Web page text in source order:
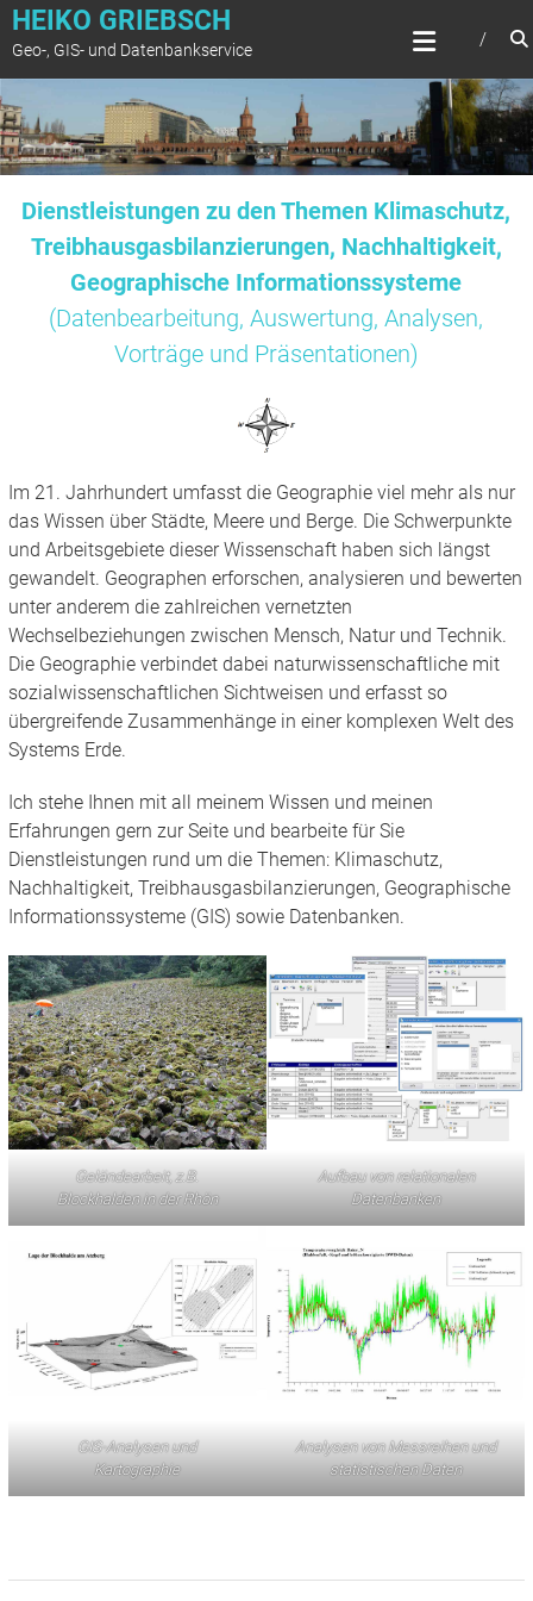
Zum
springen
HEIKO GRIEBSCH
Geo-, GIS- und Datenbankservice
Dienstleistungen zu den Themen Klimaschutz,
Treibhausgasbilanzierungen, Nachhaltigkeit,
Geographische Informationssysteme
(Datenbearbeitung, Auswertung, Analysen,
Vorträge und Präsentationen)
Im 21. Jahrhundert umfasst die Geographie viel mehr als nur
das Wissen über Städte, Meere und Berge. Die Schwerpunkte
und Arbeitsgebiete dieser Wissenschaft haben sich längst
gewandelt. Geographen erforschen, analysieren und bewerten
unter anderem die zahlreichen vernetzten
Wechselbeziehungen zwischen Mensch, Natur und Technik.
Die Geographie verbindet dabei naturwissenschaftliche mit
sozialwissenschaftlichen Sichtweisen und erfasst so
übergreifende Zusammenhänge in einer komplexen Welt des
Systems Erde.
Ich stehe Ihnen mit all meinem Wissen und meinen
Erfahrungen gern zur Seite und bearbeite für Sie
Dienstleistungen rund um die Themen: Klimaschutz,
Nachhaltigkeit, Treibhausgasbilanzierungen, Geographische
Informationssysteme (GIS) sowie Datenbanken.
Geländearbeit, z.B.
Blockhalden in der Rhön
Aufbau von relationalen
Datenbanken
GIS-Analysen und
Kartographie
Analysen von Messreihen und
statistischen Daten